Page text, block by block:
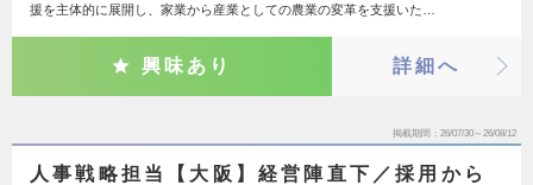
援を主体的に展開し、家業から産業としての農業の変革を支援いた…
興味あり 詳細へ
掲載期間 26/07/30～26/08/12
人事戦略担当【大阪】経営陣直下／採用から